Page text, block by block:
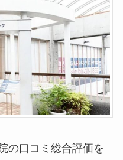
の口コミ総合評価を